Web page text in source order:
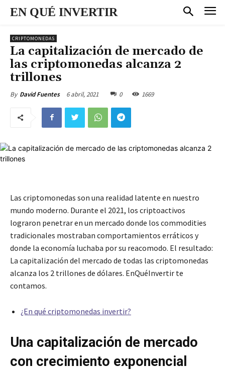
EN QUÉ INVERTIR
CRIPTOMONEDAS
La capitalización de mercado de
las criptomonedas alcanza 2
trillones
By David Fuentes 6 abril, 2021 0 1669
Las criptomonedas son una realidad latente en nuestro
mundo moderno. Durante el 2021, los criptoactivos
lograron penetrar en un mercado donde los commodities
tradicionales mostraban comportamientos erráticos y
donde la economía luchaba por su reacomodo. El resultado:
La capitalización del mercado de todas las criptomonedas
alcanza los 2 trillones de dólares. EnQuéInvertir te
contamos.
¿En qué criptomonedas invertir?
Una capitalización de mercado
con crecimiento exponencial